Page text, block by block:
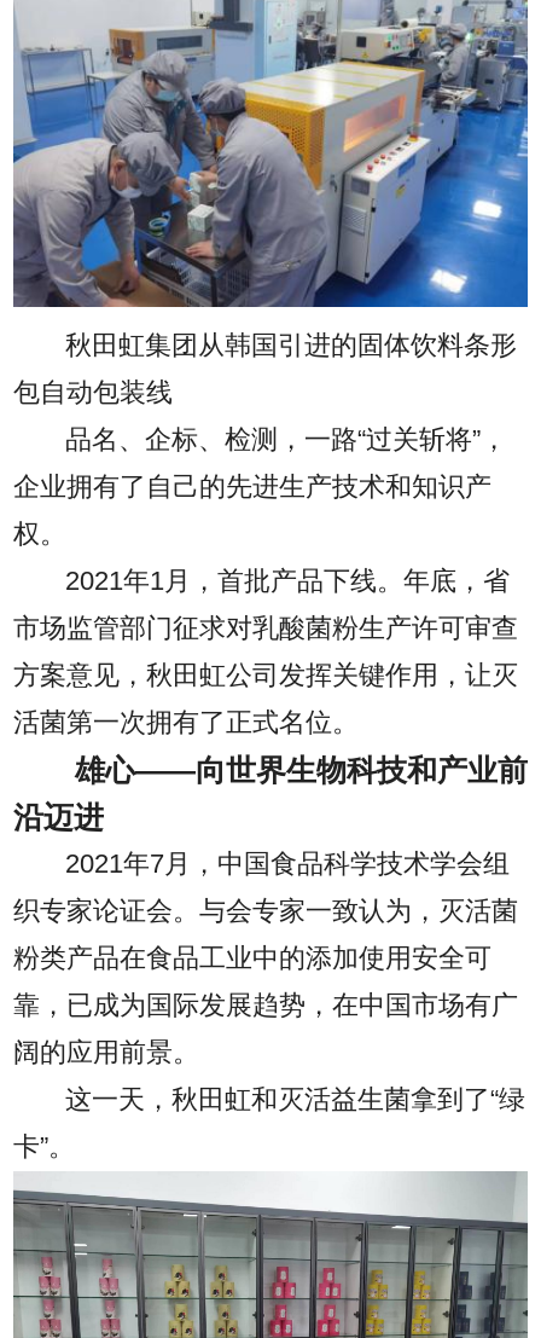
秋田虹集团从韩国引进的固体饮料条形
包自动包装线
品名、企标、检测，一路“过关斩将”，
企业拥有了自己的先进生产技术和知识产
权。
2021年1月，首批产品下线。年底，省
市场监管部门征求对乳酸菌粉生产许可审查
方案意见，秋田虹公司发挥关键作用，让灭
活菌第一次拥有了正式名位。
雄心——向世界生物科技和产业前
沿迈进
2021年7月，中国食品科学技术学会组
织专家论证会。与会专家一致认为，灭活菌
粉类产品在食品工业中的添加使用安全可
靠，已成为国际发展趋势，在中国市场有广
阔的应用前景。
这一天，秋田虹和灭活益生菌拿到了“绿
卡”。